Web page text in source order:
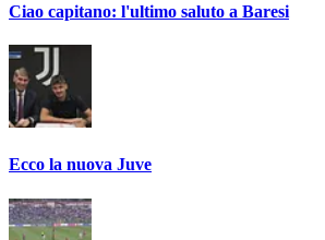
Ciao capitano: l'ultimo saluto a Baresi
Ecco la nuova Juve